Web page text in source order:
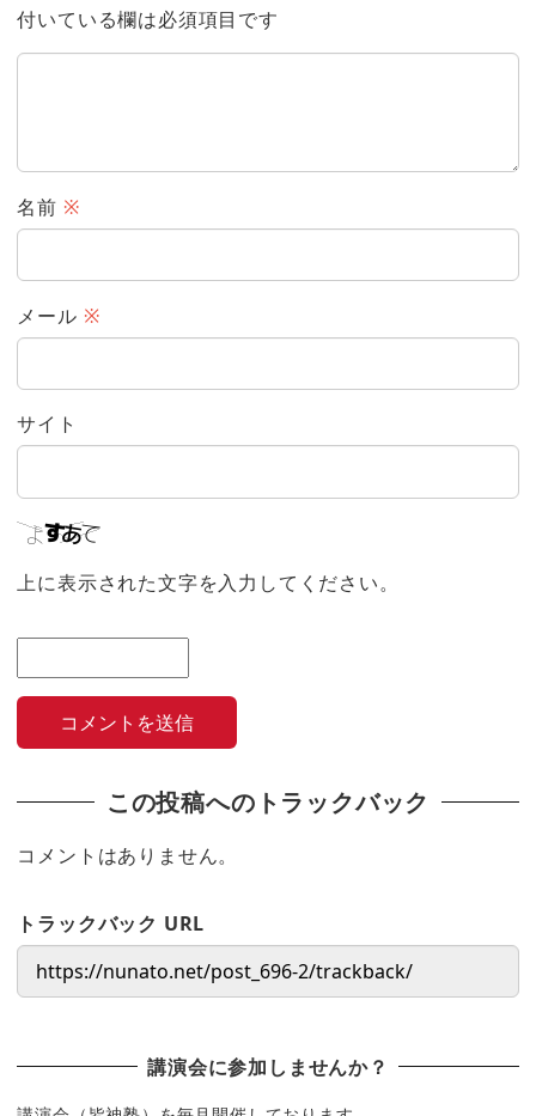
付いている欄は必須項目です
名前 ※
メール ※
サイト
上に表示された文字を入力してください。
この投稿へのトラックバック
コメントはありません。
トラックバック URL
講演会に参加しませんか？